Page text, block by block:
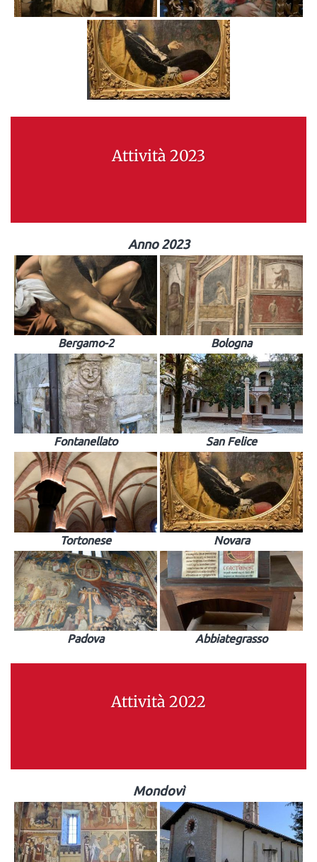
Attività 2023
Anno 2023
Bergamo-2 Bologna
Fontanellato San Felice
Tortonese Novara
Padova Abbiategrasso
Attività 2022
Mondovì